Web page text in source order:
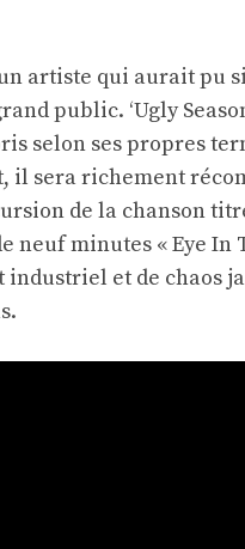
artiste qui aurait pu
public. ‘Ugly
selon ses propres
il sera richement
de la chanson
neuf minutes « Eye In
et de chaos